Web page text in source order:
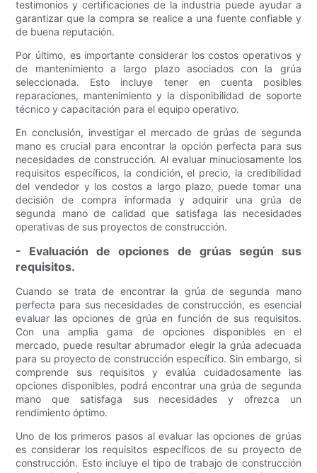
testimonios y certificaciones de la industria puede ayudar a
garantizar que la compra se realice a una fuente confiable y
de buena reputación.
Por último, es importante considerar los costos operativos y
de mantenimiento a largo plazo asociados con la grúa
seleccionada. Esto incluye tener en cuenta posibles
reparaciones, mantenimiento y la disponibilidad de soporte
técnico y capacitación para el equipo operativo.
En conclusión, investigar el mercado de grúas de segunda
mano es crucial para encontrar la opción perfecta para sus
necesidades de construcción. Al evaluar minuciosamente los
requisitos específicos, la condición, el precio, la credibilidad
del vendedor y los costos a largo plazo, puede tomar una
decisión de compra informada y adquirir una grúa de
segunda mano de calidad que satisfaga las necesidades
operativas de sus proyectos de construcción.
- Evaluación de opciones de grúas según sus
requisitos.
Cuando se trata de encontrar la grúa de segunda mano
perfecta para sus necesidades de construcción, es esencial
evaluar las opciones de grúa en función de sus requisitos.
Con una amplia gama de opciones disponibles en el
mercado, puede resultar abrumador elegir la grúa adecuada
para su proyecto de construcción específico. Sin embargo, si
comprende sus requisitos y evalúa cuidadosamente las
opciones disponibles, podrá encontrar una grúa de segunda
mano que satisfaga sus necesidades y ofrezca un
rendimiento óptimo.
Uno de los primeros pasos al evaluar las opciones de grúas
es considerar los requisitos específicos de su proyecto de
construcción. Esto incluye el tipo de trabajo de construcción